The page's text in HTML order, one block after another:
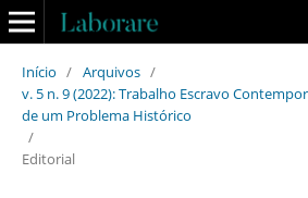
Início / Arquivos /
v. 5 n. 9 (2022): Trabalho Escravo
de um Problema Histórico
/
Editorial